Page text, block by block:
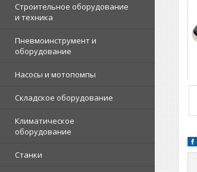
Строительное оборудование
и техника
Пневмоинструмент и
оборудование
Насосы и мотопомпы
Складское оборудование
Климатическое
оборудование
Станки